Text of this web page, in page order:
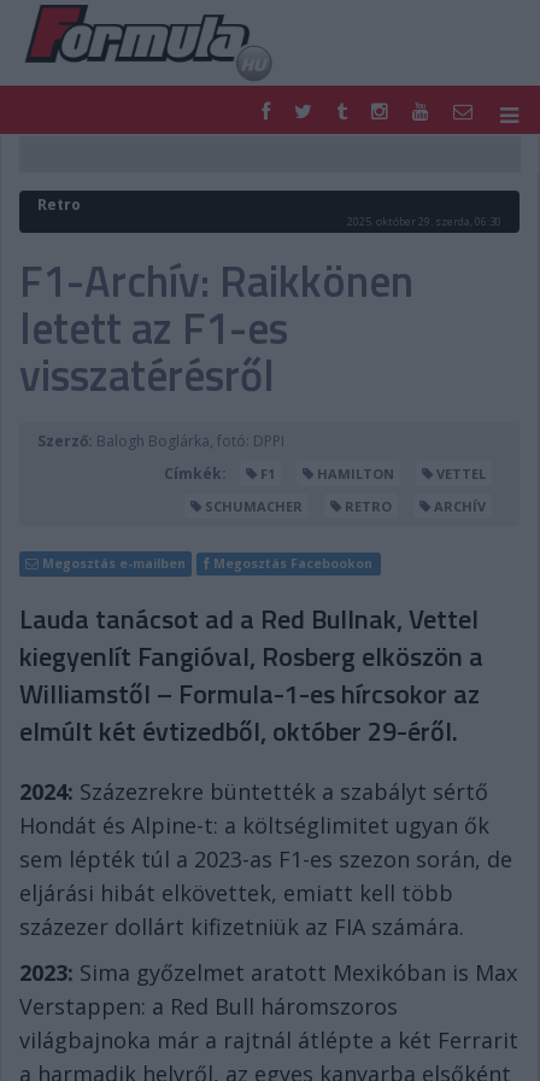
FORMULA
MOTOR
PODCAST
SHOP
LIVE
DIGITÁLIS MAGAZIN
PONTÁLLÁSOK
VERSENYNAPTÁRAK
Retro
2025. október 29. szerda, 06:30
F1-Archív: Raikkönen
letett az F1-es
visszatérésről
Szerző: Balogh Boglárka, fotó: DPPI
Címkék:
F1 HAMILTON
VETTEL
SCHUMACHER
RETRO ARCHÍV
Megosztás e-mailben Megosztás Facebookon
Lauda tanácsot ad a Red Bullnak, Vettel
kiegyenlít Fangióval, Rosberg elköszön a
Williamstől – Formula-1-es hírcsokor az
elmúlt két évtizedből, október 29-éről.
2024: Százezrekre büntették a szabályt sértő
Hondát és Alpine-t: a költséglimitet ugyan ők
sem lépték túl a 2023-as F1-es szezon során, de
eljárási hibát elkövettek, emiatt kell több
százezer dollárt kifizetniük az FIA számára.
2023: Sima győzelmet aratott Mexikóban is Max
Verstappen: a Red Bull háromszoros
világbajnoka már a rajtnál átlépte a két Ferrarit
a harmadik helyről, az egyes kanyarba elsőként